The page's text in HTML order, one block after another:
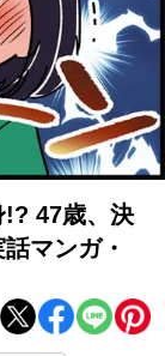
!? 47歳、決
マンガ・